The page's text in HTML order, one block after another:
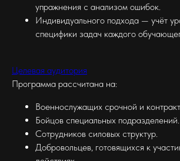
упражнения с анализом ошибок.
Индивидуального подхода — учёт
специфики задач каждого
Целевая аудитория
Программа рассчитана на:
Военнослужащих срочной и
Бойцов специальных подразделений.
Сотрудников силовых структур.
Добровольцев, готовящихся к